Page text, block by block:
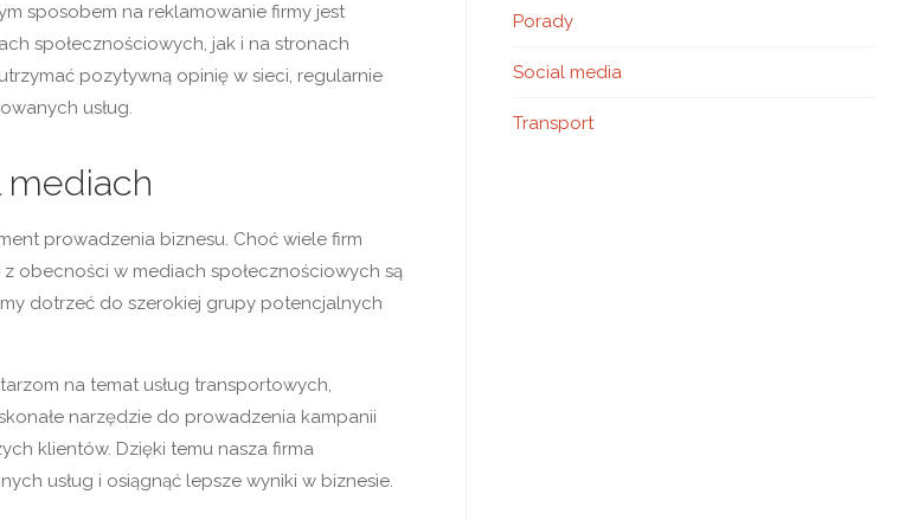
sposobem na reklamowanie firmy jest
społecznościowych, jak i na stronach
pozytywną opinię w sieci, regularnie
usług.
mediach
prowadzenia biznesu. Choć wiele firm
obecności w mediach społecznościowych są
dotrzeć do szerokiej grupy potencjalnych
na temat usług transportowych,
narzędzie do prowadzenia kampanii
klientów. Dzięki temu nasza firma
usług i osiągnąć lepsze wyniki w biznesie.
Porady
Social media
Transport